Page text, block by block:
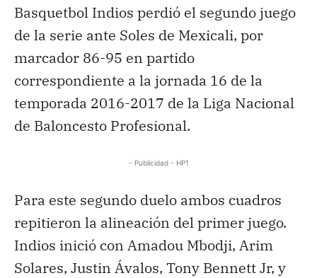
Basquetbol Indios perdió el segundo juego
de la serie ante Soles de Mexicali, por
marcador 86-95 en partido
correspondiente a la jornada 16 de la
temporada 2016-2017 de la Liga Nacional
de Baloncesto Profesional.
- Publicidad - HP1
Para este segundo duelo ambos cuadros
repitieron la alineación del primer juego.
Indios inició con Amadou Mbodji, Arim
Solares, Justin Ávalos, Tony Bennett Jr, y